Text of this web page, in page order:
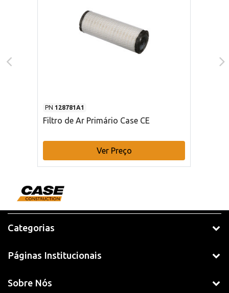
PN 128781A1
Filtro de Ar Primário Case CE
Ver Preço
Categorias
Páginas Institucionais
Sobre Nós